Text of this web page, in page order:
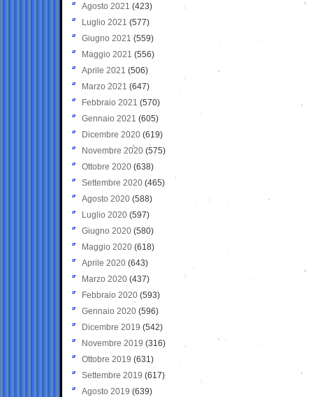
Agosto 2021 (423)
Luglio 2021 (577)
Giugno 2021(559)
Maggio 2021 (556)
Aprile 2021 (506)
Marzo 2021 (647)
Febbraio 2021 (570)
Gennaio 2021 (605)
Dicembre 2020 (619)
Novembre 2020 (575)
Ottobre 2020 (638)
Settembre 2020(465)
Agosto 2020 (588)
Luglio 2020 (597)
Giugno 2020 (580)
Maggio 2020 (618)
Aprile 2020 (643)
Marzo 2020 (437)
Febbraio 2020 (593)
Gennaio 2020 (596)
Dicembre 2019 (542)
Novembre 2019 (316)
Ottobre 2019 (631)
Settembre 2019 (617)
Agosto 2019 (639)